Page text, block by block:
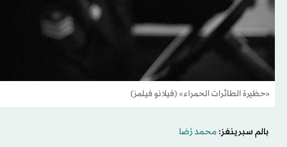
«حظيرة الطائرات الحمراء» (فيلانو فيلمز)
بالم سبرينغز: محمد رُضا